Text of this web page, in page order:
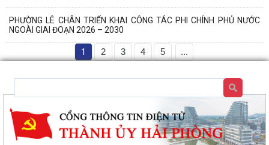
PHƯỜNG LÊ CHÂN TRIỂN KHAI CÔNG TÁC PHI CHÍNH PHỦ NƯỚC
NGOÀI GIAI ĐOẠN 2026 – 2030
1 2 3 4 5 ...